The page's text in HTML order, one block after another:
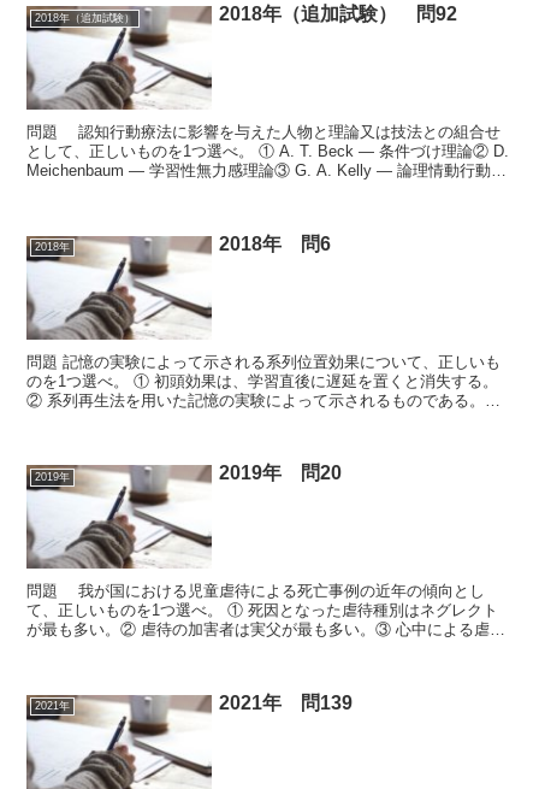
2018年（追加試験） 2018年（追加試験） 問92
問題 認知行動療法に影響を与えた人物と理論又は技法との組合せ
として、正しいものを1つ選べ。 ① A. T. Beck ― 条件づけ理論② D.
Meichenbaum ― 学習性無力感理論③ G. A. Kelly ― 論理情動行動療
2018年 2018年 問6
問題 記憶の実験によって示される系列位置効果について、正しいも
のを1つ選べ。 ① 初頭効果は、学習直後に遅延を置くと消失する。
② 系列再生法を用いた記憶の実験によって示されるものである。③
2019年 2019年 問20
問題 我が国における児童虐待による死亡事例の近年の傾向とし
て、正しいものを1つ選べ。 ① 死因となった虐待種別はネグレクト
が最も多い。② 虐待の加害者は実父が最も多い。③ 心中による虐待
2021年 2021年 問139